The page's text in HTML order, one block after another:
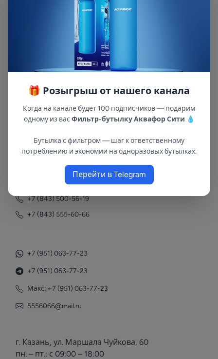
В республиках Татарстан и Марий Эл
+7 (843) 558-78-43
+7 (843) 500-56-19
+7 (843) 555-60-66
+7 (951) 063-77-23
+7 (951) 063-77-23
Макс: +7 (951) 063-77-23
5556066@mail.ru
г. Казань, ул. Маршала Чуйкова, 60
пн. – пт.: с 09:00 – 18:00
🎁 Розыгрыш от нашего канала
Когда на канале будет 100 подписчиков — подарим
одному из вас Фильтр-бутылку Аквафор Сити 💧
Бутылка с фильтром — шаг к ответственному
потреблению и экономии на одноразовых бутылках.
Перейти в Telegram